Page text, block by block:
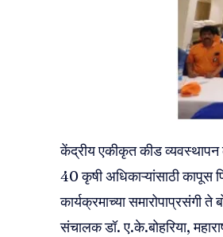
केंद्रीय एकीकृत कीड व्यवस्थापन
40 कृषी अधिकाऱ्यांसाठी कापूस
कार्यक्रमाच्या
संचालक डॉ. ए.के.बोहरिया,